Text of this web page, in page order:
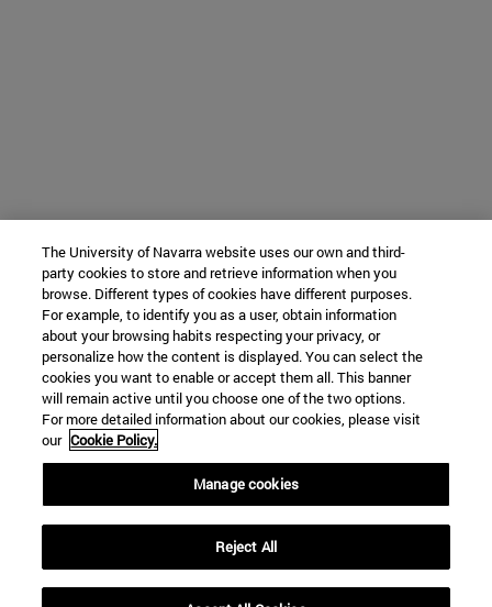
The University of Navarra website uses our own and third-
party cookies to store and retrieve information when you
browse. Different types of cookies have different purposes.
For example, to identify you as a user, obtain information
about your browsing habits respecting your privacy, or
personalize how the content is displayed. You can select the
cookies you want to enable or accept them all. This banner
will remain active until you choose one of the two options.
For more detailed information about our cookies, please visit
our Cookie Policy.
Manage cookies
Reject All